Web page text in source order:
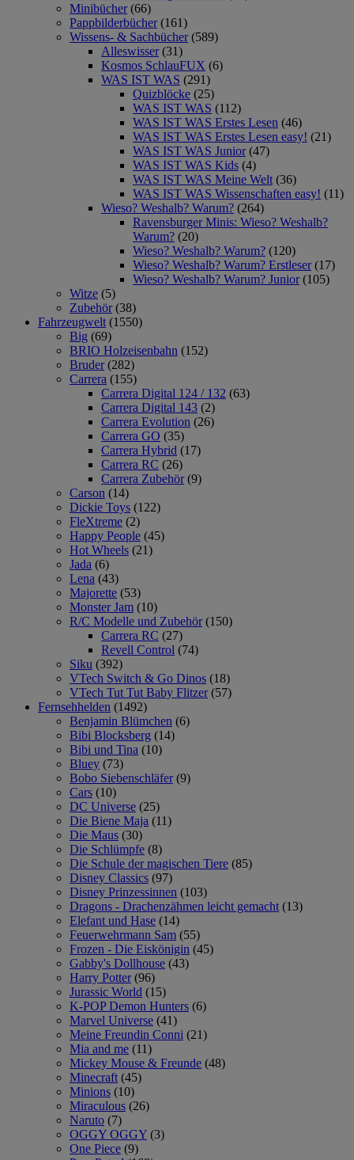
Minibücher (66)
Pappbilderbücher (161)
Wissens- & Sachbücher (589)
Alleswisser (31)
Kosmos SchlauFUX (6)
WAS IST WAS (291)
Quizblöcke (25)
WAS IST WAS (112)
WAS IST WAS Erstes Lesen (46)
WAS IST WAS Erstes Lesen easy! (21)
WAS IST WAS Junior (47)
WAS IST WAS Kids (4)
WAS IST WAS Meine Welt (36)
WAS IST WAS Wissenschaften easy! (11)
Wieso? Weshalb? Warum? (264)
Ravensburger Minis: Wieso? Weshalb?
Warum? (20)
Wieso? Weshalb? Warum? (120)
Wieso? Weshalb? Warum? Erstleser (17)
Wieso? Weshalb? Warum? Junior (105)
Witze (5)
Zubehör (38)
Fahrzeugwelt (1550)
Big (69)
BRIO Holzeisenbahn (152)
Bruder (282)
Carrera (155)
Carrera Digital 124 / 132 (63)
Carrera Digital 143 (2)
Carrera Evolution (26)
Carrera GO (35)
Carrera Hybrid (17)
Carrera RC (26)
Carrera Zubehör (9)
Carson (14)
Dickie Toys (122)
FleXtreme (2)
Happy People (45)
Hot Wheels (21)
Jada (6)
Lena (43)
Majorette (53)
Monster Jam (10)
R/C Modelle und Zubehör (150)
Carrera RC (27)
Revell Control (74)
Siku (392)
VTech Switch & Go Dinos (18)
VTech Tut Tut Baby Flitzer (57)
Fernsehhelden (1492)
Benjamin Blümchen (6)
Bibi Blocksberg (14)
Bibi und Tina (10)
Bluey (73)
Bobo Siebenschläfer (9)
Cars (10)
DC Universe (25)
Die Biene Maja (11)
Die Maus (30)
Die Schlümpfe (8)
Die Schule der magischen Tiere (85)
Disney Classics (97)
Disney Prinzessinnen (103)
Dragons - Drachenzähmen leicht gemacht (13)
Elefant und Hase (14)
Feuerwehrmann Sam (55)
Frozen - Die Eiskönigin (45)
Gabby's Dollhouse (43)
Harry Potter (96)
Jurassic World (15)
K-POP Demon Hunters (6)
Marvel Universe (41)
Meine Freundin Conni (21)
Mia and me (11)
Mickey Mouse & Freunde (48)
Minecraft (45)
Minions (10)
Miraculous (26)
Naruto (7)
OGGY OGGY (3)
One Piece (9)